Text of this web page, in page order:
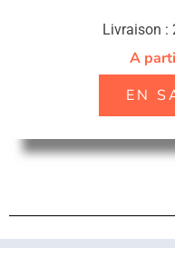
Livraison :
A
EN